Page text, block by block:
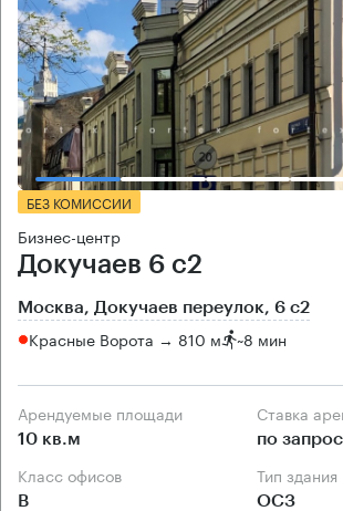
БЕЗ КОМИССИИ
Бизнес-центр
Докучаев 6 с2
Москва, Докучаев переулок, 6 с2
Красные Ворота → 810 м ~8 мин
Арендуемые площади
10 кв.м
Ставка
по
Класс офисов
B
Тип здания
ОСЗ